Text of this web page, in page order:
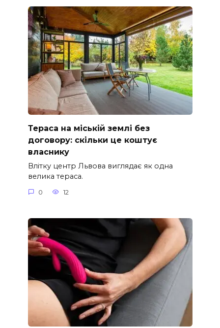
Тераса на міській землі без
договору: скільки це коштує
власнику
Влітку центр Львова виглядає як одна
велика тераса.
0 12